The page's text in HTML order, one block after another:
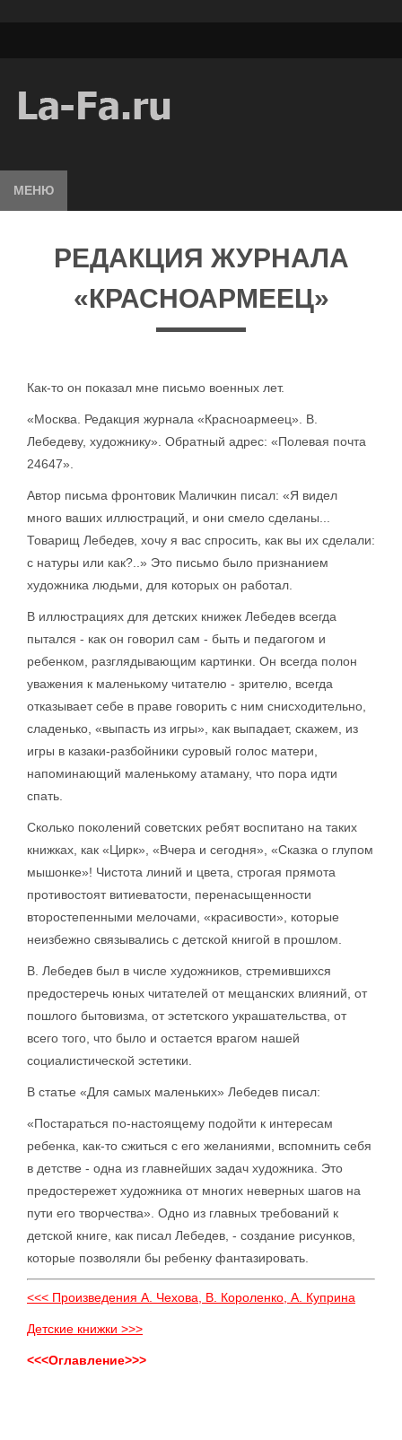
МЕНЮ
РЕДАКЦИЯ ЖУРНАЛА
«КРАСНОАРМЕЕЦ»
Как-то он показал мне письмо военных лет.
«Москва. Редакция журнала «Красноармеец». В.
Лебедеву, художнику». Обратный адрес: «Полевая почта
24647».
Автор письма фронтовик Маличкин писал: «Я видел
много ваших иллюстраций, и они смело сделаны...
Товарищ Лебедев, хочу я вас спросить, как вы их сделали:
с натуры или как?..» Это письмо было признанием
художника людьми, для которых он работал.
В иллюстрациях для детских книжек Лебедев всегда
пытался - как он говорил сам - быть и педагогом и
ребенком, разглядывающим картинки. Он всегда полон
уважения к маленькому читателю - зрителю, всегда
отказывает себе в праве говорить с ним снисходительно,
сладенько, «выпасть из игры», как выпадает, скажем, из
игры в казаки-разбойники суровый голос матери,
напоминающий маленькому атаману, что пора идти
спать.
Сколько поколений советских ребят воспитано на таких
книжках, как «Цирк», «Вчера и сегодня», «Сказка о глупом
мышонке»! Чистота линий и цвета, строгая прямота
противостоят витиеватости, перенасыщенности
второстепенными мелочами, «красивости», которые
неизбежно связывались с детской книгой в прошлом.
В. Лебедев был в числе художников, стремившихся
предостеречь юных читателей от мещанских влияний, от
пошлого бытовизма, от эстетского украшательства, от
всего того, что было и остается врагом нашей
социалистической эстетики.
В статье «Для самых маленьких» Лебедев писал:
«Постараться по-настоящему подойти к интересам
ребенка, как-то сжиться с его желаниями, вспомнить себя
в детстве - одна из главнейших задач художника. Это
предостережет художника от многих неверных шагов на
пути его творчества». Одно из главных требований к
детской книге, как писал Лебедев, - создание рисунков,
которые позволяли бы ребенку фантазировать.
<<< Произведения А. Чехова, В. Короленко, А. Куприна
Детские книжки >>>
<<<Оглавление>>>